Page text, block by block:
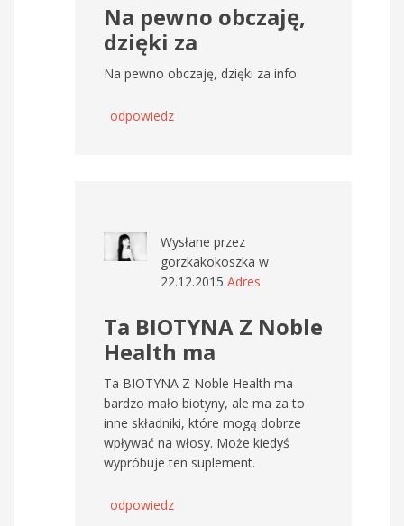
Na pewno obczaję,
dzięki za
Na pewno obczaję, dzięki za info.
odpowiedz
Wysłane przez
gorzkakokoszka w
22.12.2015 Adres
Ta BIOTYNA Z Noble
Health ma
Ta BIOTYNA Z Noble Health ma
bardzo mało biotyny, ale ma za to
inne składniki, które mogą dobrze
wpływać na włosy. Może kiedyś
wypróbuje ten suplement.
odpowiedz